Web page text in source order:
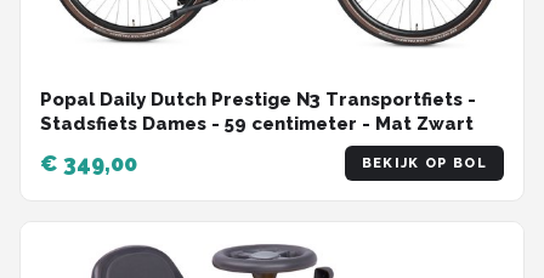
Popal Daily Dutch Prestige N3 Transportfiets -
Stadsfiets Dames - 59 centimeter - Mat Zwart
€ 349,00 BEKIJK OP BOL